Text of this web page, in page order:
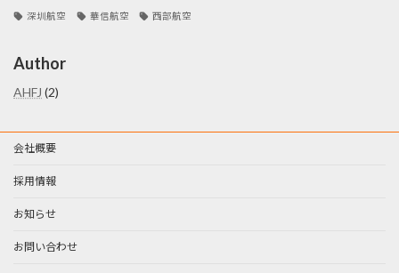
深圳航空 華信航空 西部航空
Author
AHFJ (2)
会社概要
採用情報
お知らせ
お問い合わせ